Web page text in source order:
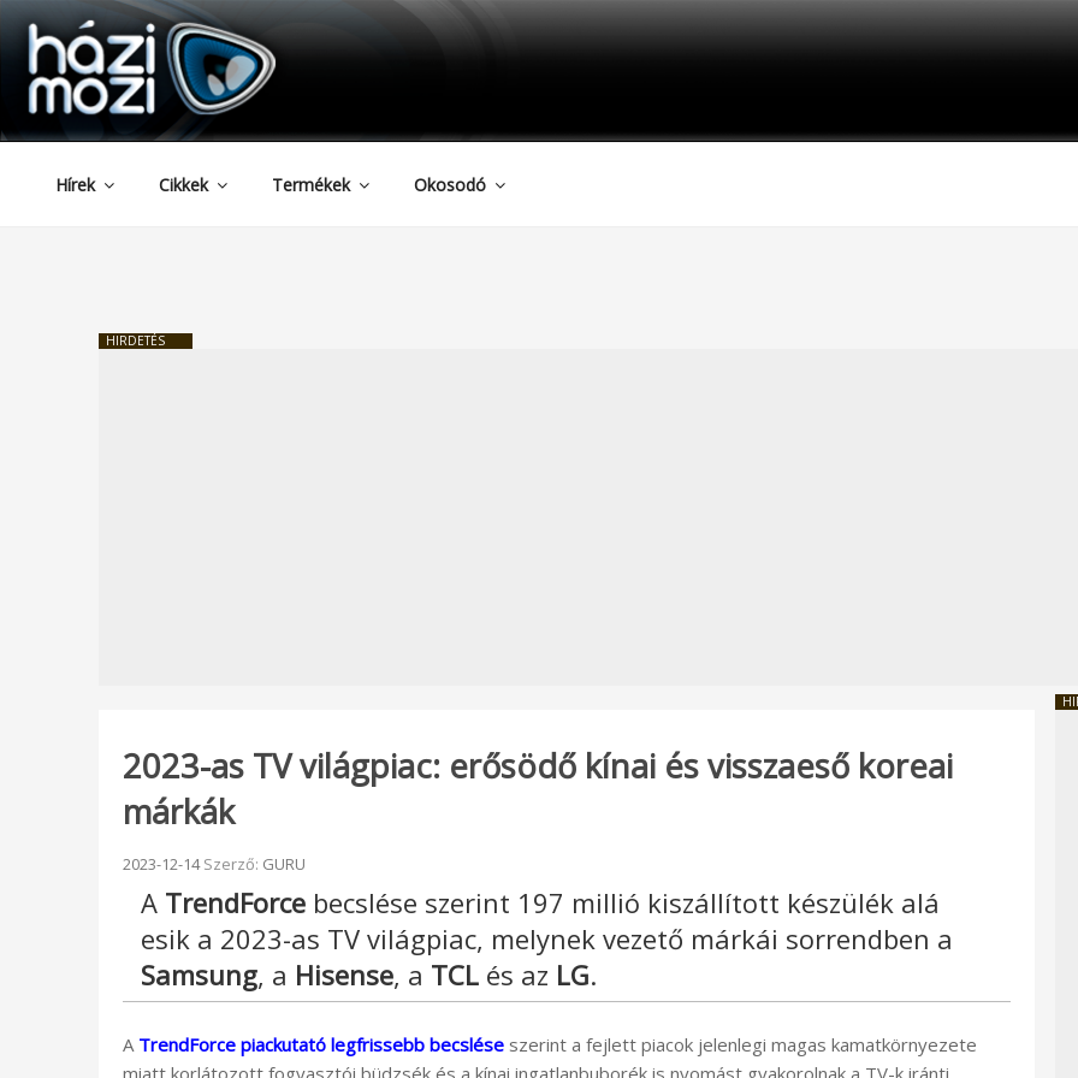
Tartalomhoz
HAZIMOZI
Hírek Cikkek Termékek Okosodó
HIRDETÉS
2023-as TV világpiac: erősödő kínai és visszaeső koreai
márkák
Beküldve:
2023-12-14Szerző: GURU
A TrendForce becslése szerint 197 millió kiszállított készülék alá
esik a 2023-as TV világpiac, melynek vezető márkái sorrendben a
Samsung, a Hisense, a TCL és az LG.
A TrendForce piackutató legfrissebb becslése szerint a fejlett piacok jelenlegi magas kamatkörnyezete
miatt korlátozott fogyasztói büdzsék és a kínai ingatlanbuborék is nyomást gyakorolnak a TV-k iránti